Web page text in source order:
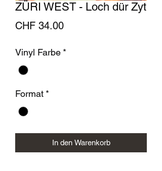
ZÜRI WEST - Loch dür Zyt
CHF 34.00Preis
Vinyl Farbe *
Format *
In den Warenkorb